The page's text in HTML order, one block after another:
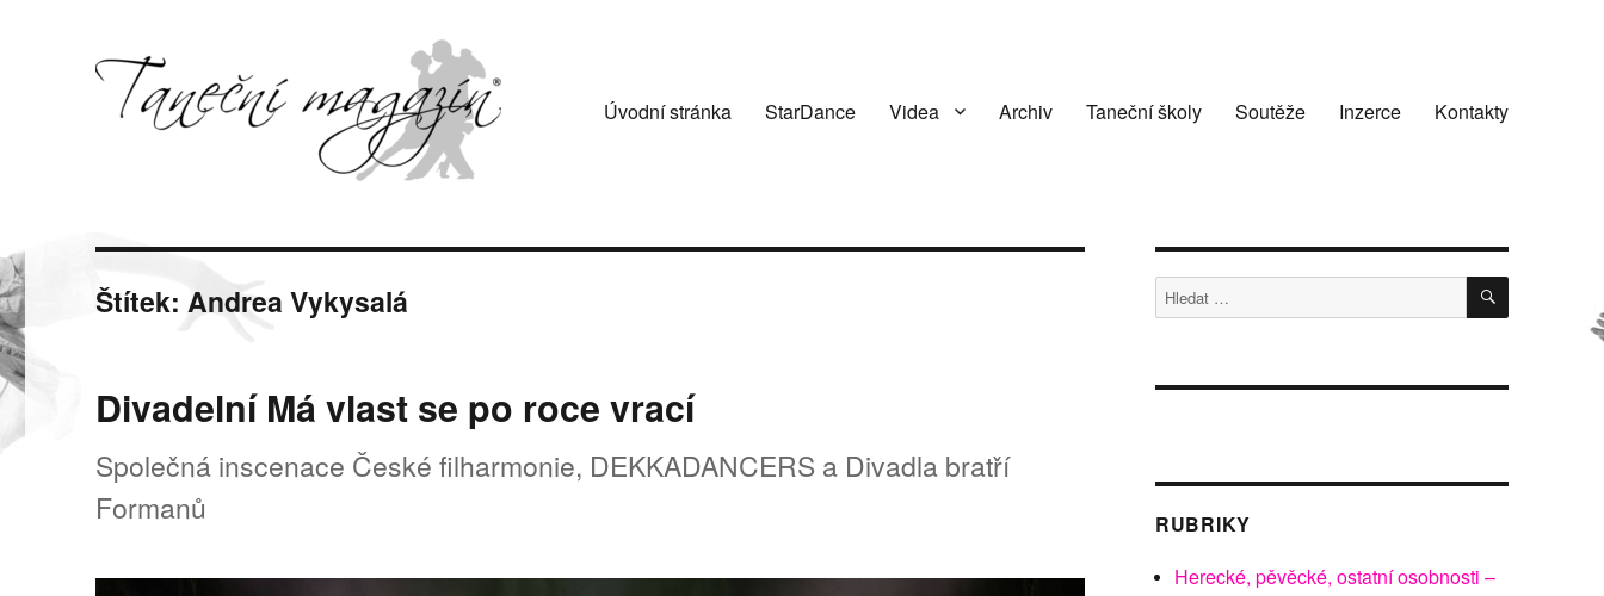
Úvodní stránka StarDance Videa Archiv Taneční školy Soutěže Inzerce Kontakty
Štítek:Andrea Vykysalá
Divadelní Má vlast se po roce vrací
Společná inscenace České filharmonie, DEKKADANCERS a Divadla bratří
Formanů
Hledat: HLEDÁNÍ
RUBRIKY
Herecké, pěvěcké, ostatní osobnosti –